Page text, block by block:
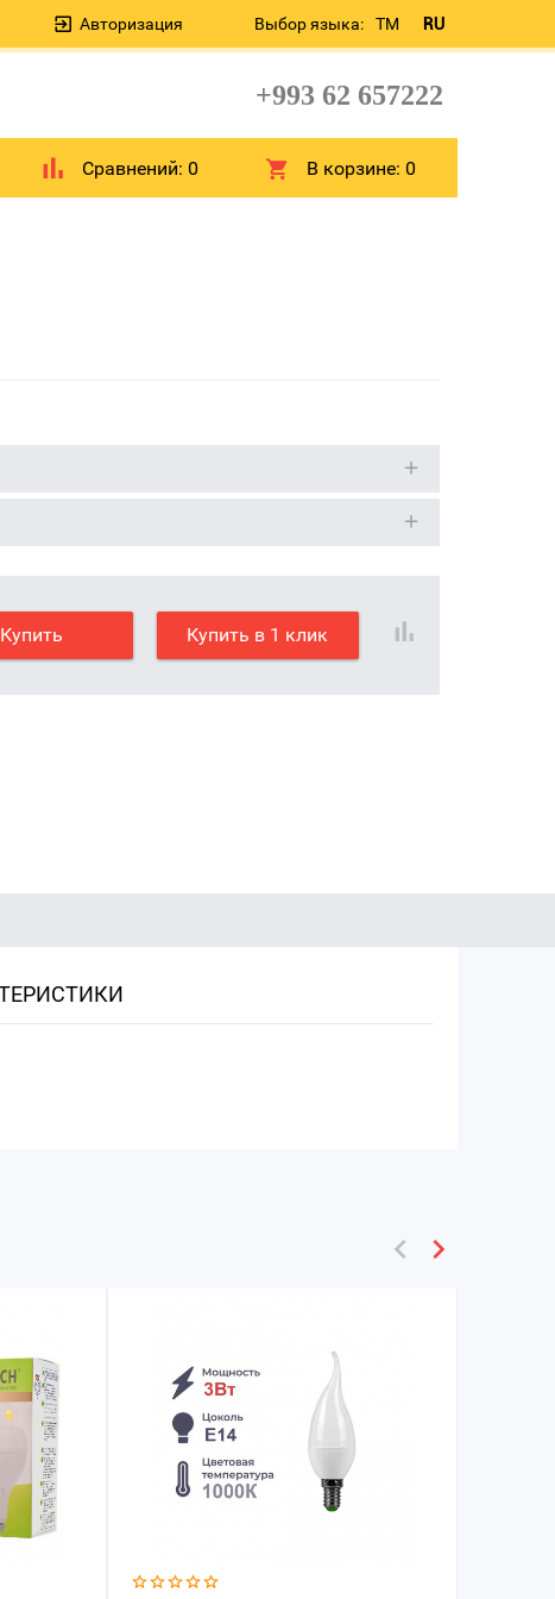
Выбор языка: TM RU
Авторизация
+993 62 657222
Сравнений: 0 В корзине:0
Купить Купить в 1 клик